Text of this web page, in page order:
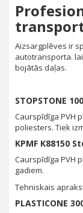
Aizsargplēves ir
autotransporta.
bojātās daļas.
STOPSTONE
Caurspīdīga PVH
poliesters. Tiek
KPMF K88150
Caurspīdīga PVH
gadiem.
Tehniskais
PLASTICONE